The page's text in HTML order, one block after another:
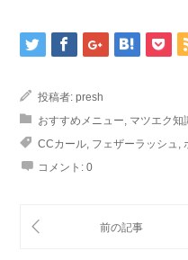
投稿者: presh
おすすめメニュー マツエク知
CCカール フェザーラッシュ
コメント: 0